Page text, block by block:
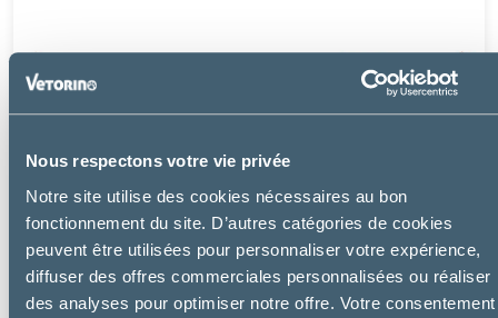
Nous respectons votre vie privée
Notre site utilise des cookies nécessaires au bon
fonctionnement du site. D’autres catégories de cookies
peuvent être utilisées pour personnaliser votre expérience,
diffuser des offres commerciales personnalisées ou réaliser
des analyses pour optimiser notre offre. Votre consentement